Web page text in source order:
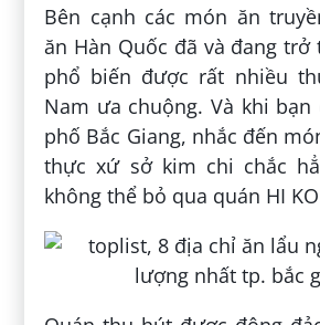
Bên cạnh các món ăn
ăn Hàn Quốc đã và đang
phổ biến được rất nhiều
Nam ưa chuộng. Và khi bạn
phố Bắc Giang, nhắc đến
thực xứ sở kim chi chắc
không thể bỏ qua quán HI